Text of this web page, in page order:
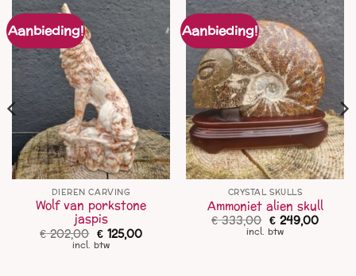
Aanbieding!
DIEREN CARVING
Wolf van porkstone
jaspis
€202,00 Oorspronkelijke
prijs
was:
€125,00Huidige
prijs
incl. btw
Aanbieding!
CRYSTAL SKULLS
Ammoniet alien skull
€333,00 prijs
was:
€249,00
incl. btw